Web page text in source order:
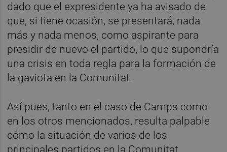
dado que el expresidente ya ha avisado de
que, si tiene ocasión, se presentará, nada
más y nada menos, como aspirante para
presidir de nuevo el partido, lo que supondría
una crisis en toda regla para la formación de
la gaviota en la Comunitat.
Así pues, tanto en el caso de Camps como
en los otros mencionados, resulta palpable
cómo la situación de varios de los
principales partidos en la Comunitat